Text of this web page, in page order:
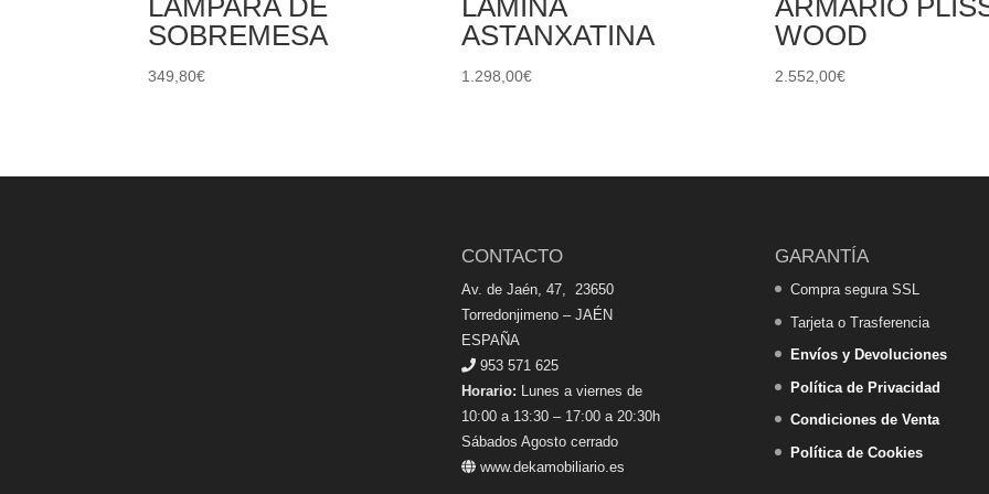
LÁMPARA DE
SOBREMESA
349,80€
LÁMINA
ASTANXATINA
1.298,00€
ARMARIO
WOOD
2.552,00€
CONTACTO
Av. de Jaén, 47, 23650
Torredonjimeno – JAÉN
ESPAÑA
953 571 625
Horario: Lunes a viernes de
10:00 a 13:30 – 17:00 a 20:30h
Sábados Agosto cerrado
www.dekamobiliario.es
GARANTÍA
Compra segura SSL
Tarjeta o Trasferencia
Envíos y Devoluciones
Política de Privacidad
Condiciones de Venta
Política de Cookies